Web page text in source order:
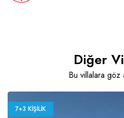
Diğer
Bu villalara göz
7+3 KIŞILIK